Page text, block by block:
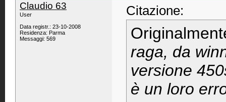
Claudio 63
User
Data registr.: 23-10-2008
Residenza: Parma
Messaggi: 569
Citazione:
raga, da
versione
è un loro